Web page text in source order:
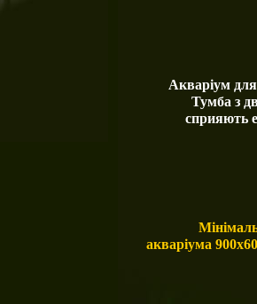
Акваріум
Тумба з
сприяють
акваріума